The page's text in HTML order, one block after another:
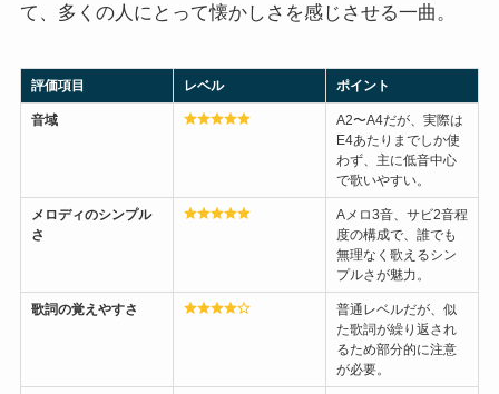
て、多くの人にとって懐かしさを感じさせる一曲。
評価項目 レベル ポイント
音域
A2〜A4だが、実際は
E4あたりまでしか使
わず、主に低音中心
で歌いやすい。
メロディのシンプル
さ
Aメロ3音、サビ2音程
度の構成で、誰でも
無理なく歌えるシン
プルさが魅力。
歌詞の覚えやすさ
普通レベルだが、似
た歌詞が繰り返され
るため部分的に注意
が必要。